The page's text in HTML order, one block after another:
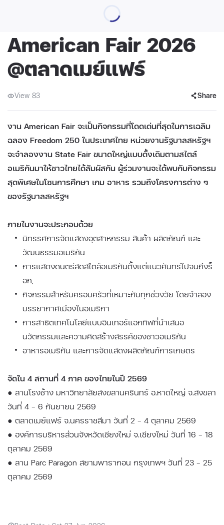
American Fair 2026
@ตลาดเมย์แฟร์
View 83 Share
งาน American Fair จะเป็นกิจกรรมที่โดดเด่นที่สุดในการเฉลิม
ฉลอง Freedom 250 ในประเทศไทย หน่วยงานรัฐบาลสหรัฐฯ
จะจําลองงาน State Fair ขนาดใหญ่แบบดั้งเดิมตามสไตล์
อเมริกันมาให้ชาวไทยได้สัมผัสกัน ผู้ร่วมงานจะได้พบกับกิจกรรม
สุดพิเศษในโซนการศึกษา เกม อาหาร รวมถึงโครงการต่าง ๆ
ของรัฐบาลสหรัฐฯ
ภายในงานจะประกอบด้วย
นิทรรศการจัดแสดงอุตสาหกรรม สินค้า ผลิตภัณฑ์ และ
วัฒนธรรมอเมริกัน
การแสดงดนตรีสดสไตล์อเมริกันตั้งแต่แนวคันทรีไปจนถึงร็
อก,
กิจกรรมสําหรับครอบครัวที่เหมาะกับทุกช่วงวัย โดยจำลอง
บรรยากาศเมืองในอเมริกา
การสาธิตเทคโนโลยีแบบอินเทอร์แอกทิฟที่นําเสนอ
นวัตกรรมและความคิดสร้างสรรค์ของชาวอเมริกัน
อาหารอเมริกัน และการจัดแสดงผลิตภัณฑ์การเกษตร
จัดใน 4 สถานที่ 4 ภาค ของไทยในปี 2569
● ลานโรงช้าง มหาวิทยาลัยสงขลานครินทร์ อ.หาดใหญ่ จ.สงขลา
วันที่ 4 - 6 กันยายน 2569
● ตลาดเมย์แฟร์ จ.นครราชสีมา วันที่ 2 - 4 ตุลาคม 2569
● องค์การบริหารส่วนจังหวัดเชียงใหม่ จ.เชียงใหม่ วันที่ 16 - 18
ตุลาคม 2569
● ลาน Parc Paragon สยามพารากอน กรุงเทพฯ วันที่ 23 - 25
ตุลาคม 2569